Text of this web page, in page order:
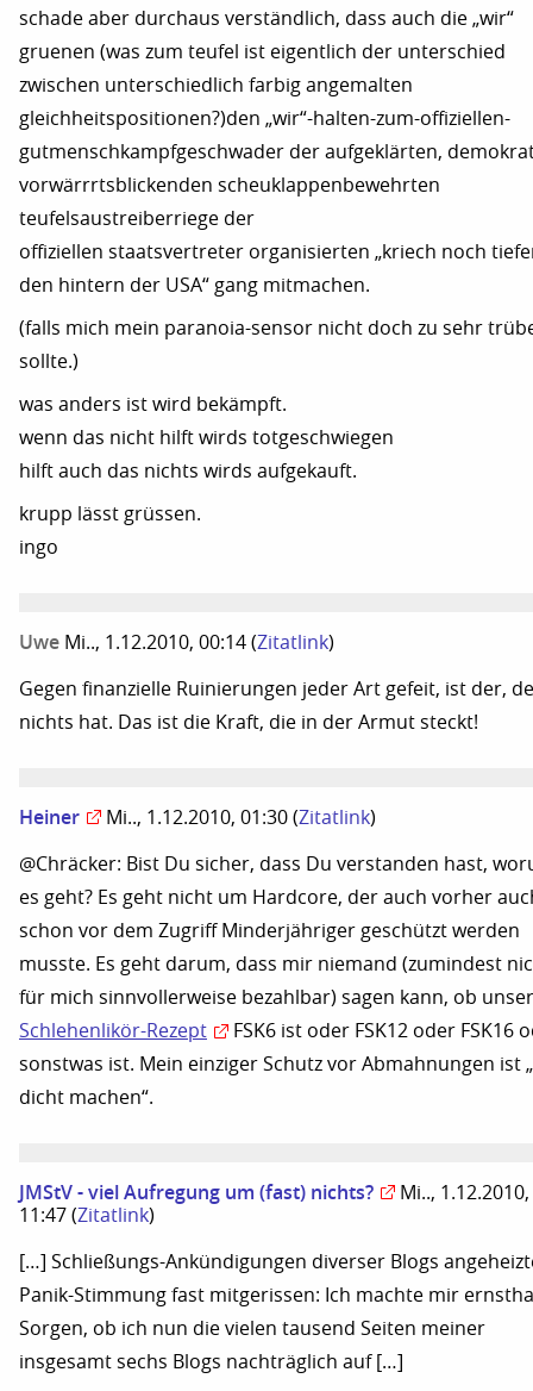
schade aber durchaus verständlich, dass auch die „wir“
gruenen (was zum teufel ist eigentlich der unterschied
zwischen unterschiedlich farbig angemalten
gleichheitspositionen?)den „wir“-halten-zum-offiziellen-
gutmenschkampfgeschwader der aufgeklärten,
vorwärrrtsblickenden scheuklappenbewehrten
teufelsaustreiberriege der
offiziellen staatsvertreter organisierten „kriech noch
den hintern der USA“ gang mitmachen.
(falls mich mein paranoia-sensor nicht doch zu sehr
sollte.)
was anders ist wird bekämpft.
wenn das nicht hilft wirds totgeschwiegen
hilft auch das nichts wirds aufgekauft.
krupp lässt grüssen.
ingo
Uwe Mi.., 1.12.2010, 00:14 (Zitatlink)
Gegen finanzielle Ruinierungen jeder Art gefeit, ist der,
nichts hat. Das ist die Kraft, die in der Armut steckt!
Heiner Mi.., 1.12.2010, 01:30 (Zitatlink)
@Chräcker: Bist Du sicher, dass Du verstanden hast,
es geht? Es geht nicht um Hardcore, der auch vorher
schon vor dem Zugriff Minderjähriger geschützt werden
musste. Es geht darum, dass mir niemand (zumindest
für mich sinnvollerweise bezahlbar) sagen kann, ob unser
Schlehenlikör-Rezept
FSK6 ist oder FSK12 oder FSK16
sonstwas ist. Mein einziger Schutz vor Abmahnungen ist
dicht machen“.
JMStV - viel Aufregung um (fast) nichts?
Mi.., 1.12.2010,
11:47 (Zitatlink)
[…] Schließungs-Ankündigungen diverser Blogs
Panik-Stimmung fast mitgerissen: Ich machte mir
Sorgen, ob ich nun die vielen tausend Seiten meiner
insgesamt sechs Blogs nachträglich auf […]